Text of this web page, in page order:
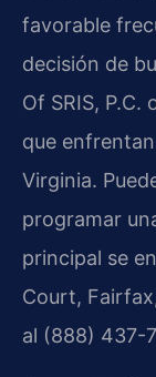
favorable
decisión de
Of SRIS,
que
Virginia.
programar
principal se
Court,
al (888) 437-